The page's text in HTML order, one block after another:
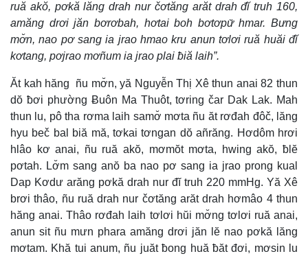
ruă akŏ, pơkă lăng drah nur čơtăng arăt drah đĭ truh 160,
amăng drơi jăn bơrơbah, hơtai boh bơtơpư̆ hmar. Bưng
mơ̆n, nao pơ sang ia jrao hmao kru anun tơlơi ruă huăi đĭ
kơtang, pơjrao mơñum ia jrao plai ƀiă laih”.
Ăt kah hăng ñu mơ̆n, yă Nguyễn Thị Xê thun anai 82 thun
dŏ ƀơi phường Ƀuôn Ma Thuôt, tơring čar Dak Lak. Mah
thun lu, pô tha rơma laih samơ̆ mơta ñu ăt rơđah đôč, lăng
hyu beč bal biă mă, tơkai tơngan dŏ añrăng. Hơdôm hrơi
hlâo kơ anai, ñu ruă akŏ, mơmŏt mơta, hwing akŏ, ƀlĕ
pơtah. Lơ̆m sang anŏ ba nao pơ sang ia jrao prong kual
Dap Kơdư arăng pơkă drah nur đĭ truh 220 mmHg. Yă Xê
brơi thâo, ñu ruă drah nur čơtăng arăt drah hơmâo 4 thun
hăng anai. Thâo rơđah laih tơlơi hŭi mơ̆ng tơlơi ruă anai,
anun sit ñu mưn phara amăng drơi jăn lĕ nao pơkă lăng
mơtam. Khă tui anum, ñu juăt ƀong huă ƀăt đơi, mơsin lu